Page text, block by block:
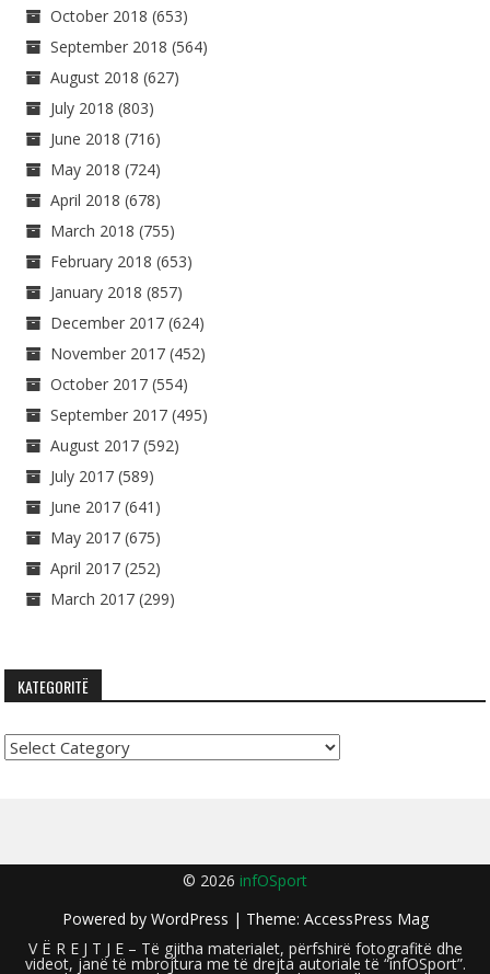
October 2018 (653)
September 2018 (564)
August 2018 (627)
July 2018 (803)
June 2018 (716)
May 2018 (724)
April 2018 (678)
March 2018 (755)
February 2018 (653)
January 2018 (857)
December 2017 (624)
November 2017 (452)
October 2017 (554)
September 2017 (495)
August 2017 (592)
July 2017 (589)
June 2017 (641)
May 2017 (675)
April 2017 (252)
March 2017 (299)
KATEGORITË
Kategoritë
© 2026 infOSport
Powered by WordPress | Theme: AccessPress Mag
V Ë R E J T J E – Të gjitha materialet, përfshirë fotografitë dhe
videot, janë të mbrojtura me të drejta autoriale të “infOSport”.